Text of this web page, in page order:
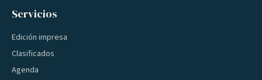
Servicios
Edición impresa
Clasificados
Agenda